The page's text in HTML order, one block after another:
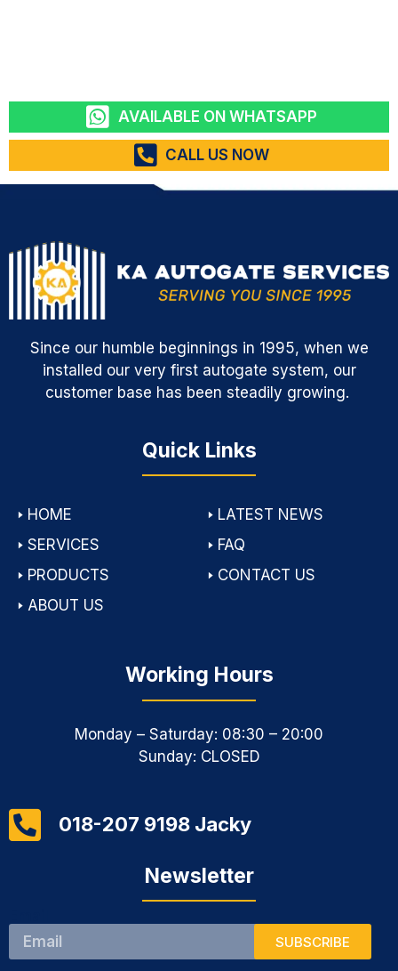
AVAILABLE ON WHATSAPP
CALL US NOW
Since our humble beginnings in 1995, when we
installed our very first autogate system, our
customer base has been steadily growing.
Quick Links
🢒 HOME
🢒 SERVICES
🢒 PRODUCTS
🢒 ABOUT US
🢒 LATEST NEWS
🢒 FAQ
🢒 CONTACT US
Working Hours
Monday – Saturday: 08:30 – 20:00
Sunday: CLOSED
018-207 9198 Jacky
Newsletter
SUBSCRIBE